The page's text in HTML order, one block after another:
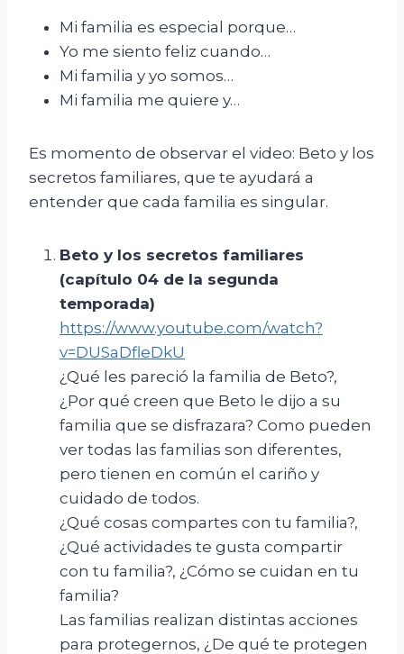
Mi familia es especial porque…
Yo me siento feliz cuando…
Mi familia y yo somos…
Mi familia me quiere y…
Es momento de observar el video: Beto y los
secretos familiares, que te ayudará a
entender que cada familia es singular.
Beto y los secretos familiares
(capítulo 04 de la segunda
temporada)
https://www.youtube.com/watch?
v=DUSaDfleDkU
¿Qué les pareció la familia de Beto?,
¿Por qué creen que Beto le dijo a su
familia que se disfrazara? Como pueden
ver todas las familias son diferentes,
pero tienen en común el cariño y
cuidado de todos.
¿Qué cosas compartes con tu familia?,
¿Qué actividades te gusta compartir
con tu familia?, ¿Cómo se cuidan en tu
familia?
Las familias realizan distintas acciones
para protegernos, ¿De qué te protegen